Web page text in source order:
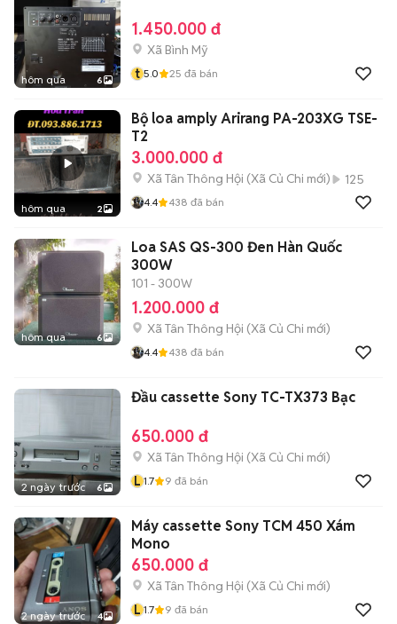
hôm qua 6
1.450.000 đ
Xã Bình Mỹ
t 5.0 25 đã bán
hôm qua 2
Bộ loa amply Arirang PA-203XG TSE-
T2
3.000.000 đ
Xã Tân Thông Hội (Xã Củ Chi mới) 125
4.4 438 đã bán
hôm qua 6
Loa SAS QS-300 Đen Hàn Quốc
300W
101 - 300W
1.200.000 đ
Xã Tân Thông Hội (Xã Củ Chi mới)
4.4 438 đã bán
2 ngày trước 6
Đầu cassette Sony TC-TX373 Bạc
650.000 đ
Xã Tân Thông Hội (Xã Củ Chi mới)
L 1.7 9 đã bán
2 ngày trước 4
Máy cassette Sony TCM 450 Xám
Mono
650.000 đ
Xã Tân Thông Hội (Xã Củ Chi mới)
L 1.7 9 đã bán